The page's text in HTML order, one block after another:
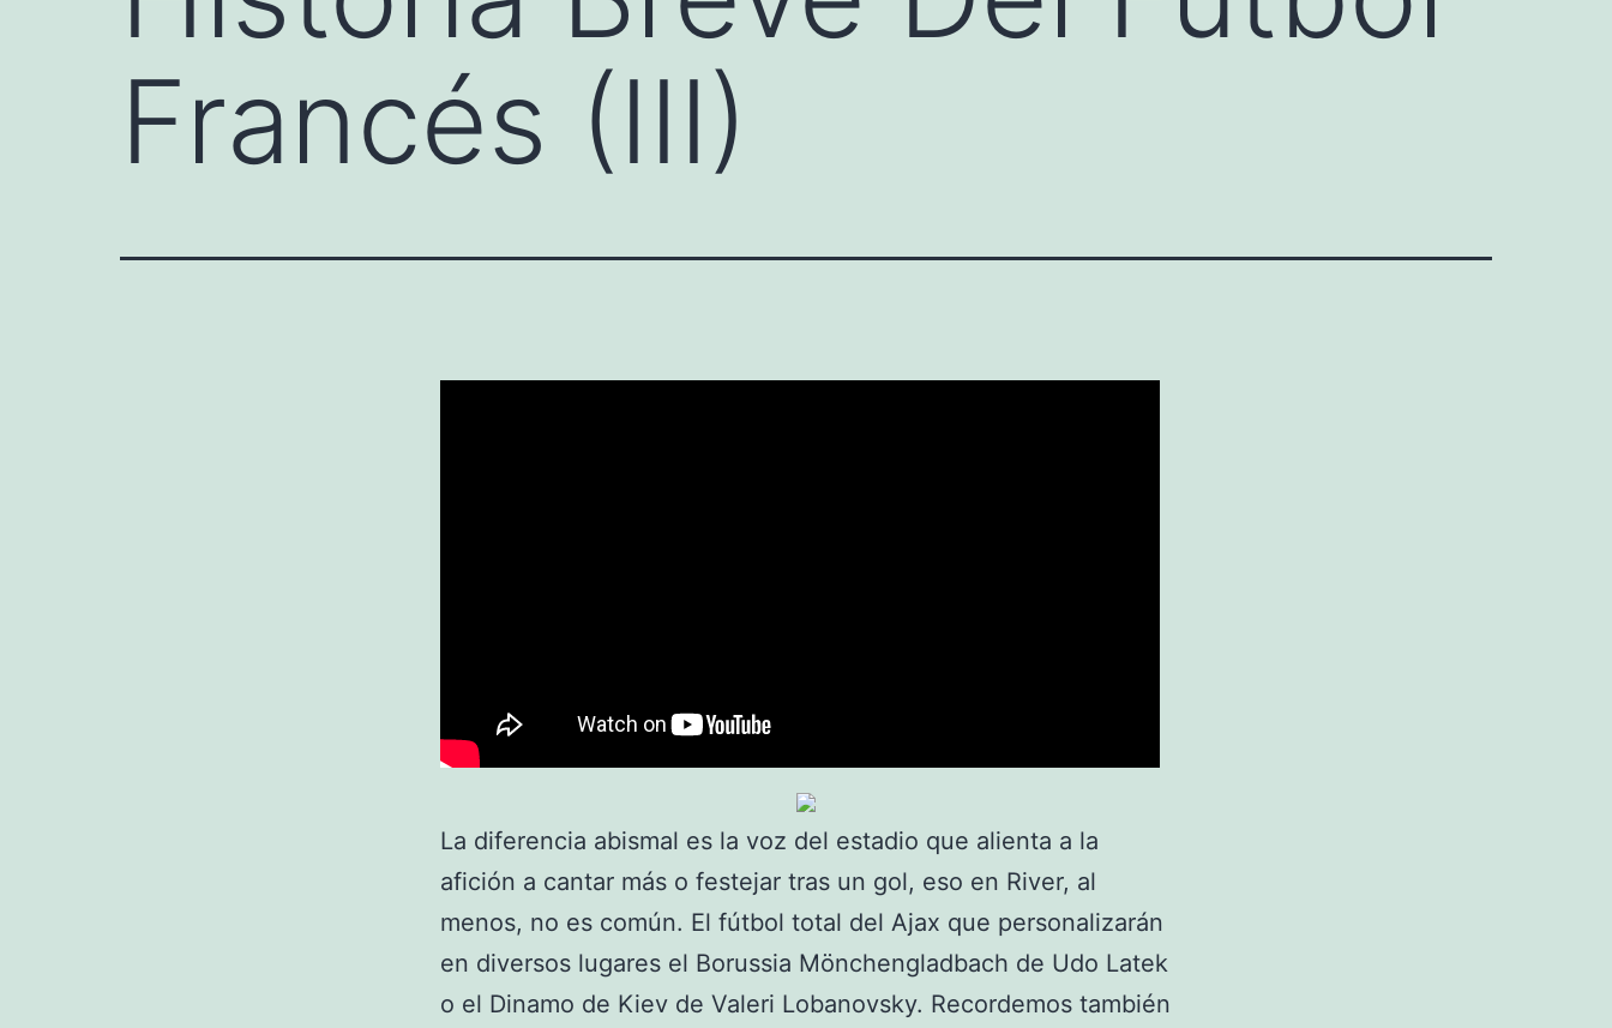
Francés (III)
La diferencia abismal es la voz del estadio que alienta a la
afición a cantar más o festejar tras un gol, eso en River, al
menos, no es común. El fútbol total del Ajax que personalizarán
en diversos lugares el Borussia Mönchengladbach de Udo Latek
o el Dinamo de Kiev de Valeri Lobanovsky. Recordemos también